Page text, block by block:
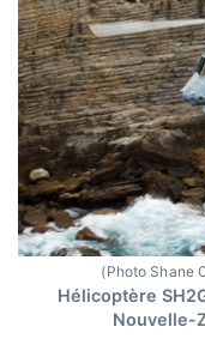
(Photo Shane
Hélicoptère
Nouvelle-